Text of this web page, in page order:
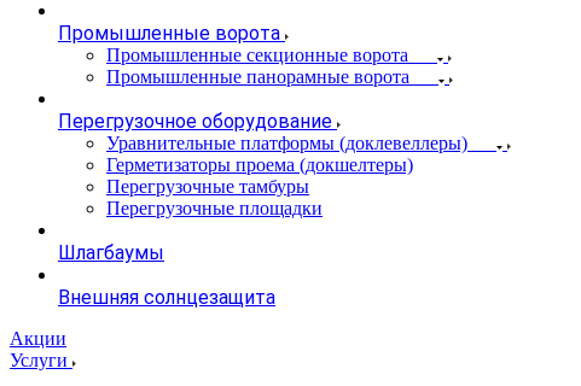
Промышленные ворота
Промышленные секционные ворота
Промышленные панорамные ворота
Перегрузочное оборудование
Уравнительные платформы (доклевеллеры)
Герметизаторы проема (докшелтеры)
Перегрузочные тамбуры
Перегрузочные площадки
Шлагбаумы
Внешняя солнцезащита
Акции
Услуги